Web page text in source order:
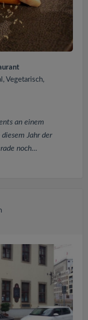
Vegetarisch,
an einem
Jahr der
noch...